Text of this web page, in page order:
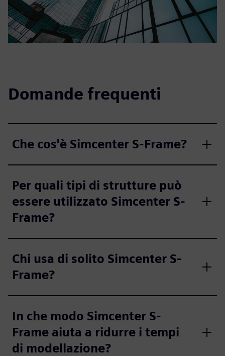
Domande frequenti
Che cos'è Simcenter S-Frame?
Per quali tipi di strutture può
essere utilizzato Simcenter S-
Frame?
Chi usa di solito Simcenter S-
Frame?
In che modo Simcenter S-
Frame aiuta a ridurre i tempi
di modellazione?